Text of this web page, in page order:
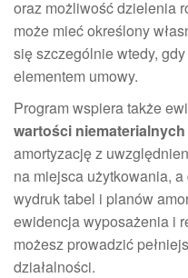
oraz możliwość dzielenia
może mieć określony
się szczególnie wtedy,
elementem umowy.
Program wspiera także
wartości
amortyzację z
na miejsca użytkowania,
wydruk tabel i planów
ewidencja wyposażenia i
możesz prowadzić
działalności.